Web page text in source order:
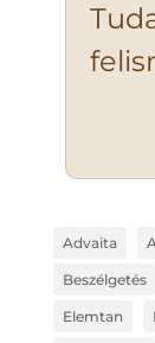
Advaita
Beszélgetés
Elemtan